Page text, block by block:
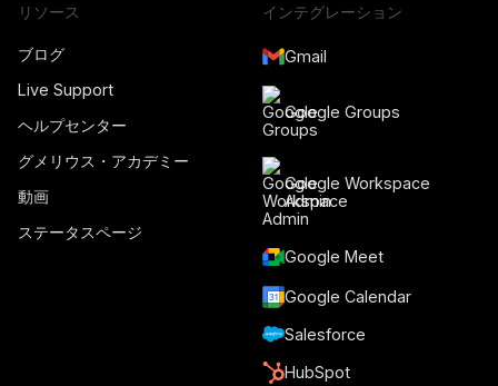
リソース
ブログ
Live Support
ヘルプセンター
グメリウス・アカデミー
動画
ステータスページ
インテグレーション
Gmail
Google Groups
Google Workspace
Admin
Google Meet
Google Calendar
Salesforce
HubSpot